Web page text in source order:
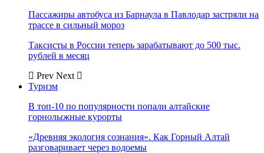
Пассажиры автобуса из Барнаула в Павлодар застряли на
трассе в сильный мороз
Таксисты в России теперь зарабатывают до 500 тыс.
рублей в месяц
Prev Next
Туризм
В топ-10 по популярности попали алтайские
горнолыжные курорты
«Древняя экология сознания». Как Горный Алтай
разговаривает через водоемы